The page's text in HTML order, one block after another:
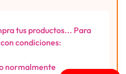
tus productos... Para
condiciones:
normalmente